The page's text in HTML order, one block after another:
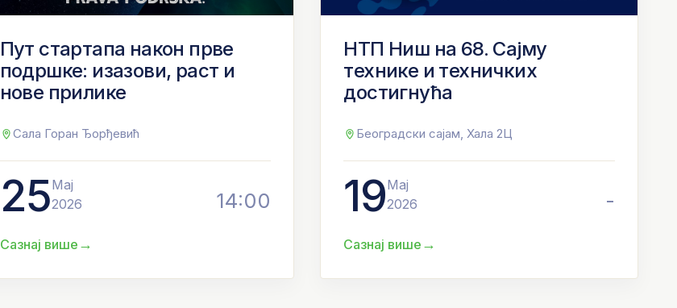
Пут стартапа након прве
подршке: изазови, раст и
нове прилике
Сала Горан Ђорђевић
25Мај
2026
14:00
Сазнај више →
НТП Ниш на 68. Сајму
технике и техничких
достигнућа
Београдски сајам, Хала 2Ц
19Мај
2026
-
Сазнај више →